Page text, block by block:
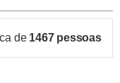
de 1467pessoas